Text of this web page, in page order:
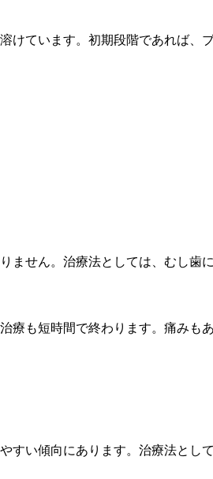
けています。初期段階であれば
せん。治療法としては、むし歯
も短時間で終わります。痛みもあ
い傾向にあります。治療法とし